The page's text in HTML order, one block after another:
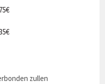
zullen